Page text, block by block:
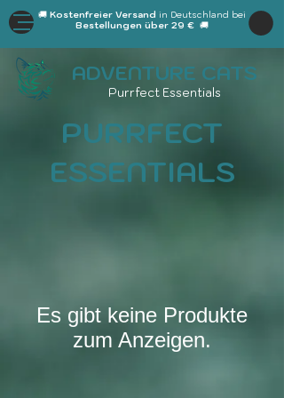
ADVENTURE CATS
Purrfect Essentials
🚚 Kostenfreier Versand in Deutschland bei
Bestellungen über 29 €🚚
PURRFECT
ESSENTIALS
Es gibt keine Produkte
zum Anzeigen.